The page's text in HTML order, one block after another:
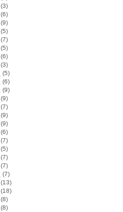
(3)
(6)
(9)
(5)
(7)
(5)
(6)
(3)
(5)
(6)
(9)
(9)
(7)
(9)
(9)
(6)
(7)
(5)
(7)
(7)
(7)
(13)
(18)
(8)
(8)